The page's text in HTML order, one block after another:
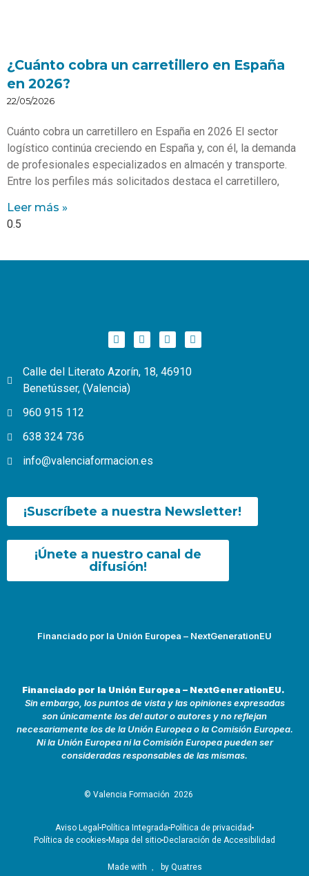
¿Cuánto cobra un carretillero en España
en 2026?
22/05/2026
Cuánto cobra un carretillero en España en 2026 El sector
logístico continúa creciendo en España y, con él, la demanda
de profesionales especializados en almacén y transporte.
Entre los perfiles más solicitados destaca el carretillero,
Leer más »
Calle del Literato Azorín, 18, 46910
Benetússer, (Valencia)
960 915 112
638 324 736
info@valenciaformacion.es
¡Suscríbete a nuestra Newsletter!
¡Únete a nuestro canal de
difusión!
Financiado por la Unión Europea – NextGenerationEU
Financiado por la Unión Europea – NextGenerationEU.
Sin embargo, los puntos de vista y las opiniones expresadas
son únicamente los del autor o autores y no reflejan
necesariamente los de la Unión Europea o la Comisión Europea.
Ni la Unión Europea ni la Comisión Europea pueden ser
consideradas responsables de las mismas.
© Valencia Formación 2026
Aviso Legal Política Integrada Política de privacidad
Política de cookies Mapa del sitio Declaración de Accesibilidad